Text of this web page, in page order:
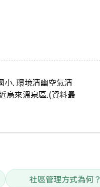
小. 環境清幽空氣清
烏來溫泉區.(資料最
社區管理方式為何？